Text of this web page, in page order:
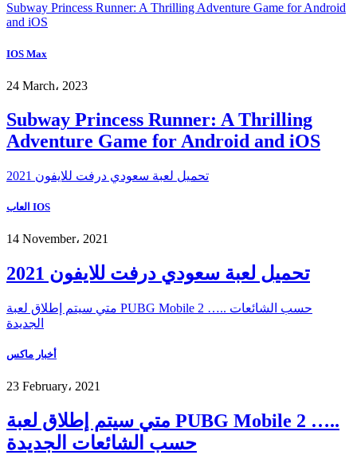
Subway Princess Runner: A Thrilling Adventure Game for Android
and iOS
IOS Max
24 March، 2023
Subway Princess Runner: A Thrilling
Adventure Game for Android and iOS
تحميل لعبة سعودي درفت للايفون 2021
العاب IOS
14 November، 2021
تحميل لعبة سعودي درفت للايفون 2021
متي سيتم إطلاق لعبة PUBG Mobile 2 ….. حسب الشائعات
الجديدة
أخبار ماكس
23 February، 2021
متي سيتم إطلاق لعبة PUBG Mobile 2 …..
حسب الشائعات الجديدة